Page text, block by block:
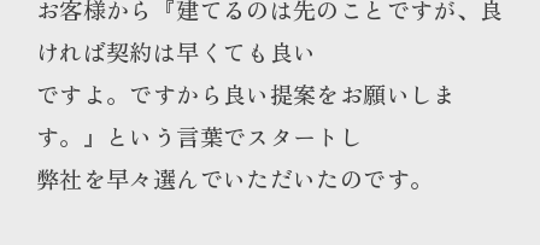
お客様から『建てるのは先のことですが、良
ければ契約は早くても良い
ですよ。ですから良い提案をお願いしま
す。』という言葉でスタートし
弊社を早々選んでいただいたのです。